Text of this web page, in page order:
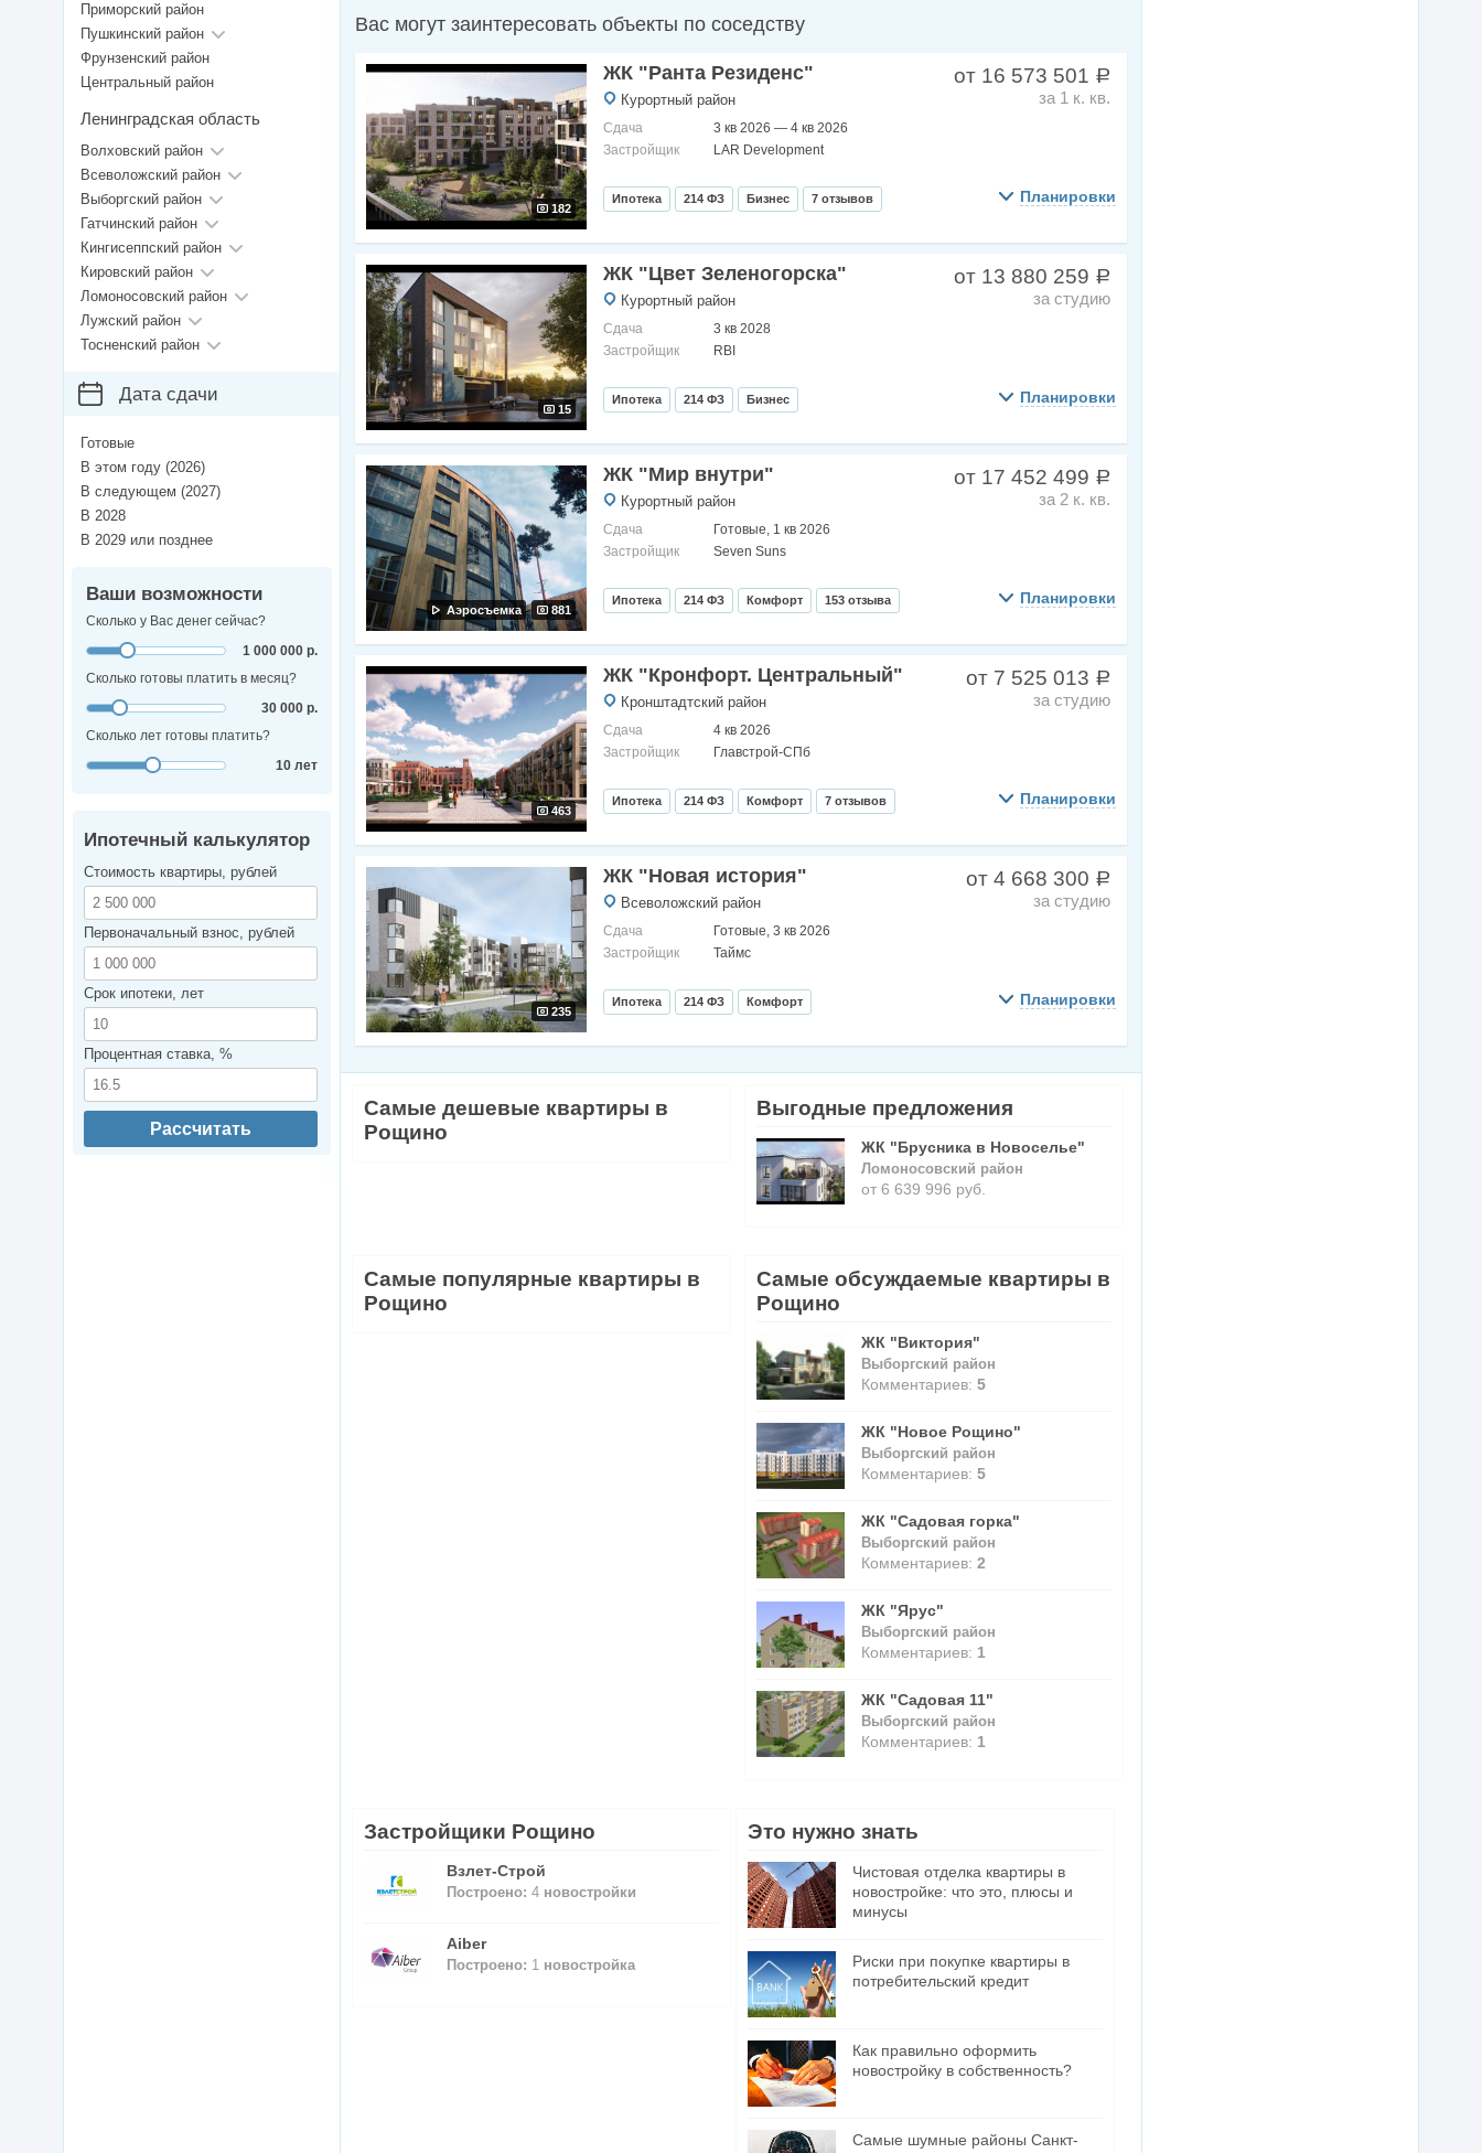
Вас могут заинтересовать объекты по соседству
182
от 16 573 501 a
за 1 к. кв.
ЖК "Ранта Резиденс"
Курортный район
Сдача
3 кв 2026 — 4 кв 2026
Застройщик
LAR Development
Ипотека 214 ФЗ Бизнес 7 отзывов Планировки
15
от 13 880 259 a
за студию
ЖК "Цвет Зеленогорска"
Курортный район
Сдача
3 кв 2028
Застройщик
RBI
Ипотека 214 ФЗ Бизнес Планировки
881
Аэросъемка
от 17 452 499 a
за 2 к. кв.
ЖК "Мир внутри"
Курортный район
Сдача
Готовые, 1 кв 2026
Застройщик
Seven Suns
Ипотека 214 ФЗ Комфорт 153 отзыва Планировки
463
от 7 525 013 a
за студию
ЖК "Кронфорт. Центральный"
Кронштадтский район
Сдача
4 кв 2026
Застройщик
Главстрой-СПб
Ипотека 214 ФЗ Комфорт 7 отзывов Планировки
235
от 4 668 300 a
за студию
ЖК "Новая история"
Всеволожский район
Сдача
Готовые, 3 кв 2026
Застройщик
Таймс
Ипотека 214 ФЗ Комфорт Планировки
Самые дешевые квартиры в
Рощино
Выгодные предложения
ЖК "Брусника в Новоселье"
Ломоносовский район
от 6 639 996 руб.
Самые популярные квартиры в
Рощино
Самые обсуждаемые квартиры в
Рощино
ЖК "Виктория"
Выборгский район
Комментариев: 5
ЖК "Новое Рощино"
Выборгский район
Комментариев: 5
ЖК "Садовая горка"
Выборгский район
Комментариев: 2
ЖК "Ярус"
Выборгский район
Комментариев: 1
ЖК "Садовая 11"
Выборгский район
Комментариев: 1
Застройщики Рощино
Взлет-Строй
Построено: 4 новостройки
Aiber
Построено: 1 новостройка
Это нужно знать
Чистовая отделка квартиры в
новостройке: что это, плюсы и
минусы
Риски при покупке квартиры в
потребительский кредит
Как правильно оформить
новостройку в собственность?
Самые шумные районы Санкт-
Приморский район
Пушкинский район
Фрунзенский район
Центральный район
Ленинградская область
Волховский район
Всеволожский район
Выборгский район
Гатчинский район
Кингисеппский район
Кировский район
Ломоносовский район
Лужский район
Тосненский район
Дата сдачи
Готовые
В этом году (2026)
В следующем (2027)
В 2028
В 2029 или позднее
Ваши возможности
Сколько у Вас денег сейчас?
1 000 000 р.
Сколько готовы платить в месяц?
30 000 р.
Сколько лет готовы платить?
10 лет
Ипотечный калькулятор
Стоимость квартиры, рублей
Первоначальный взнос, рублей
Срок ипотеки, лет
Процентная ставка, %
Рассчитать